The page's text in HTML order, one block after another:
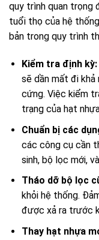
quy trình quan trọng
tuổi thọ của hệ
bản trong quy trình
Kiểm tra định kỳ:
sẽ dần mất đi khả
cứng. Việc kiểm
trạng của hạt
Chuẩn bị các
các công cụ cần
sinh, bộ lọc mới,
Tháo dỡ bộ lọc
khỏi hệ thống.
được xả ra trước
Thay hạt nhựa